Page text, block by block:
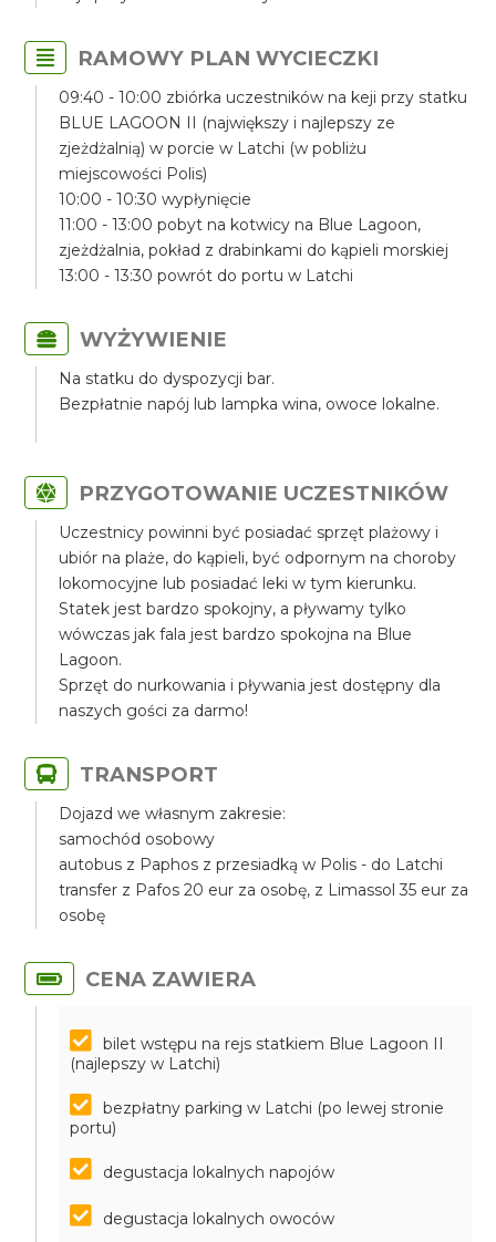
RAMOWY PLAN WYCIECZKI
09:40 - 10:00 zbiórka uczestników na keji przy statku
BLUE LAGOON II (największy i najlepszy ze
zjeżdżalnią) w porcie w Latchi (w pobliżu
miejscowości Polis)
10:00 - 10:30 wypłynięcie
11:00 - 13:00 pobyt na kotwicy na Blue Lagoon,
zjeżdżalnia, pokład z drabinkami do kąpieli morskiej
13:00 - 13:30 powrót do portu w Latchi
WYŻYWIENIE
Na statku do dyspozycji bar.
Bezpłatnie napój lub lampka wina, owoce lokalne.
PRZYGOTOWANIE UCZESTNIKÓW
Uczestnicy powinni być posiadać sprzęt plażowy i
ubiór na plaże, do kąpieli, być odpornym na choroby
lokomocyjne lub posiadać leki w tym kierunku.
Statek jest bardzo spokojny, a pływamy tylko
wówczas jak fala jest bardzo spokojna na Blue
Lagoon.
Sprzęt do nurkowania i pływania jest dostępny dla
naszych gości za darmo!
TRANSPORT
Dojazd we własnym zakresie:
samochód osobowy
autobus z Paphos z przesiadką w Polis - do Latchi
transfer z Pafos 20 eur za osobę, z Limassol 35 eur za
osobę
CENA ZAWIERA
bilet wstępu na rejs statkiem Blue Lagoon II
(najlepszy w Latchi)
bezpłatny parking w Latchi (po lewej stronie
portu)
degustacja lokalnych napojów
degustacja lokalnych owoców